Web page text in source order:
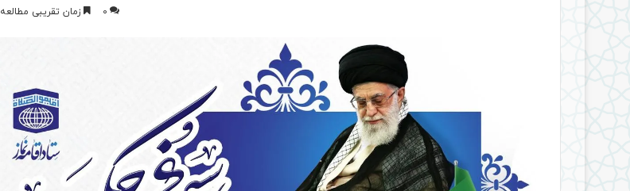
0 زمان تقریبی مطالعه 10 دقیقه